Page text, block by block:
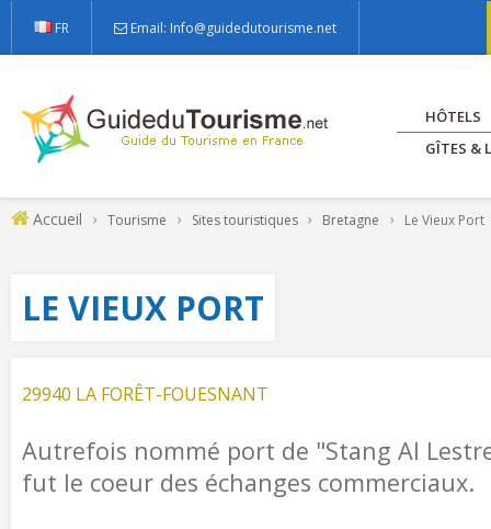
FR Email: Info@guidedutourisme.net
HÔTELS
GÎTES &
Accueil Tourisme Sites touristiques Bretagne Le Vieux Port
LE VIEUX PORT
29940 LA FORÊT-FOUESNANT
Autrefois nommé port de "Stang Al
fut le coeur des échanges commerciaux.